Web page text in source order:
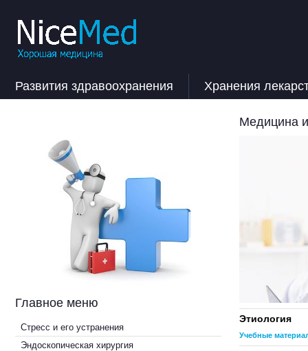
Развития здравоохранения Хранения
Главное меню
Стресс и его устранения
Эндоскопическая хирургия
Медицина
Этиология
Учебные